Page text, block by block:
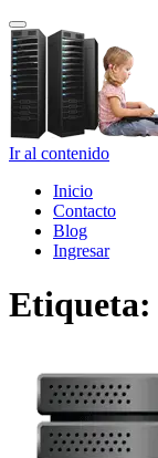
Cambiar navegación
Ir al contenido
Inicio
Contacto
Blog
Ingresar
Etiqueta: